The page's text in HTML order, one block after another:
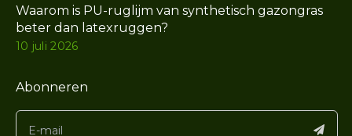
Waarom is PU-ruglijm van synthetisch gazongras
beter dan latexruggen?
10 juli 2026
Abonneren